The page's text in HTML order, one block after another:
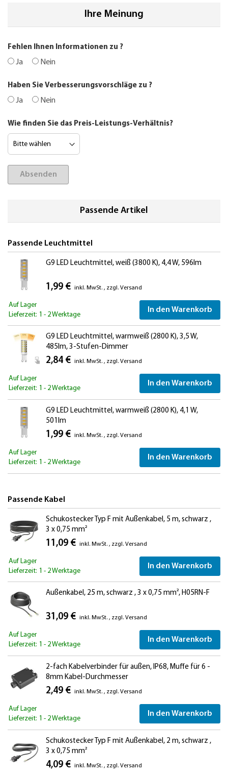
Ihre Meinung
Fehlen Ihnen Informationen zu ?
Ja Nein
Haben Sie Verbesserungsvorschläge zu ?
Ja Nein
Wie finden Sie das Preis-Leistungs-Verhältnis?
Absenden
Passende Artikel
Passende Leuchtmittel
G9 LED Leuchtmittel, weiß (3800 K), 4,4 W, 596lm
1,99 € inkl. MwSt. , zzgl. Versand
Auf Lager
Lieferzeit: 1 - 2 Werktage
In den Warenkorb
G9 LED Leuchtmittel, warmweiß (2800 K), 3,5 W,
485lm, 3-Stufen-Dimmer
2,84 € inkl. MwSt. , zzgl. Versand
Auf Lager
Lieferzeit: 1 - 2 Werktage
In den Warenkorb
G9 LED Leuchtmittel, warmweiß (2800 K), 4,1 W,
501lm
1,99 € inkl. MwSt. , zzgl. Versand
Auf Lager
Lieferzeit: 1 - 2 Werktage
In den Warenkorb
Passende Kabel
Schukostecker Typ F mit Außenkabel, 5 m, schwarz ,
3 x 0,75 mm²
11,09 € inkl. MwSt. , zzgl. Versand
Auf Lager
Lieferzeit: 1 - 2 Werktage
In den Warenkorb
Außenkabel, 25 m, schwarz , 3 x 0,75 mm², H05RN-F
31,09 € inkl. MwSt. , zzgl. Versand
Auf Lager
Lieferzeit: 1 - 2 Werktage
In den Warenkorb
2-fach Kabelverbinder für außen, IP68, Muffe für 6 -
8mm Kabel-Durchmesser
2,49 € inkl. MwSt. , zzgl. Versand
Auf Lager
Lieferzeit: 1 - 2 Werktage
In den Warenkorb
Schukostecker Typ F mit Außenkabel, 2 m, schwarz ,
3 x 0,75 mm²
4,09 € inkl. MwSt. , zzgl. Versand